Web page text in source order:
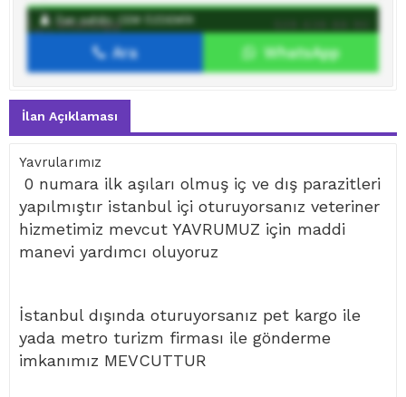
WhatsApp
İlan sahibine mesaj gönder
İlan sahibi: CEM ÖZDEMİR
Ara WhatsApp
İlan Açıklaması
Yavrularımız
0 numara ilk aşıları olmuş iç ve dış parazitleri
yapılmıştır istanbul içi oturuyorsanız veteriner
hizmetimiz mevcut YAVRUMUZ için maddi
manevi yardımcı oluyoruz
İstanbul dışında oturuyorsanız pet kargo ile
yada metro turizm firması ile gönderme
imkanımız MEVCUTTUR